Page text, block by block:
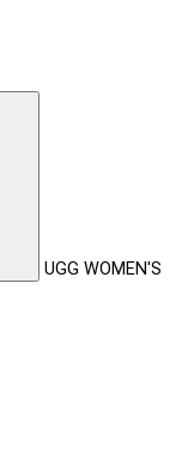
UGG WOMEN'S